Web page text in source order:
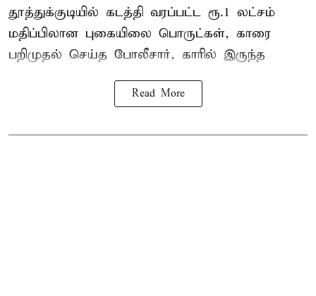
தூத்துக்குடியில் கடத்தி வரப்பட்ட ரூ.1 லட்சம்
மதிப்பிலான புகையிலை பொருட்கள், காரை
பறிமுதல் செய்த போலீசார், காரில் இருந்த
Read More